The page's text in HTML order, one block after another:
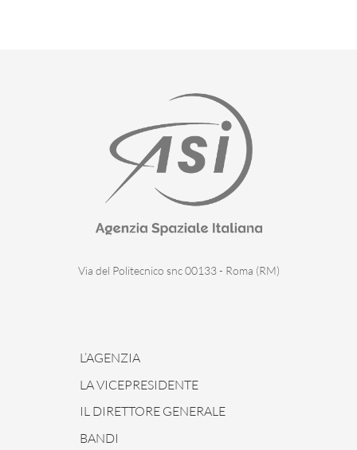
Via del Politecnico snc 00133 - Roma (RM)
L’AGENZIA
LA VICEPRESIDENTE
IL DIRETTORE GENERALE
BANDI